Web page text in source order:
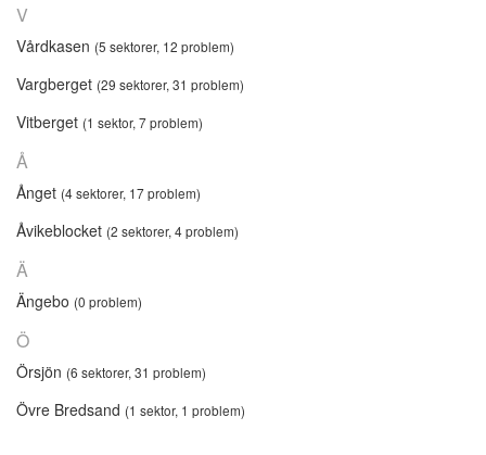
V
Vårdkasen (5 sektorer, 12 problem)
Vargberget (29 sektorer, 31 problem)
Vitberget (1 sektor, 7 problem)
Å
Ånget (4 sektorer, 17 problem)
Åvikeblocket (2 sektorer, 4 problem)
Ä
Ängebo (0 problem)
Ö
Örsjön (6 sektorer, 31 problem)
Övre Bredsand (1 sektor, 1 problem)